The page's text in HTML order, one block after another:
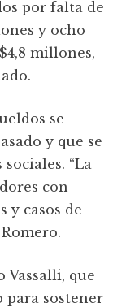
por falta de
y ocho
millones,
se
y que se
“La
con
y casos de
Vassalli, que
para sostener